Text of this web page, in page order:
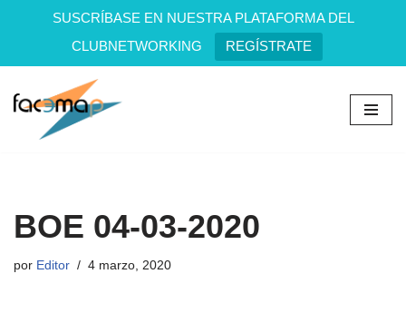
SUSCRÍBASE EN NUESTRA PLATAFORMA DEL
CLUBNETWORKING
REGÍSTRATE
Saltar
BOE 04-03-2020
por Editor 4 marzo, 2020